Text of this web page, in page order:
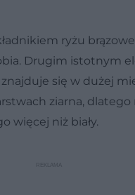
ryżu
Drugim istotnym
znajduje się w dużej
ziarna, dlatego
więcej niż biały.